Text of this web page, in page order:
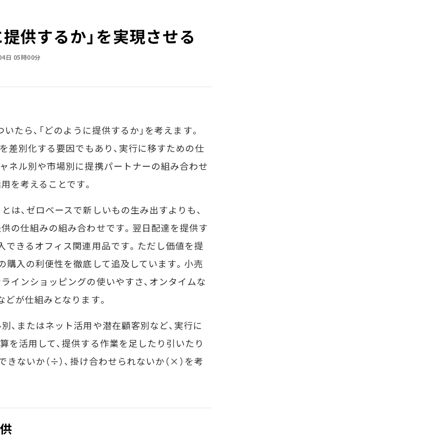
提供するか」を実現させる
日 05時00分
たら、「どのように提供するか」を考えます。
差別化する要因でもあり、実行に移すための仕
ネル別や市場別に提携パートナーの組み合わせ
を考えることです。
、ゼロベースで新しいもの生み出すよりも、
の仕組みの組み合わせです。翌日配達を提供す
できるオフィス関連用品です。ただし価値を提
購入の利便性を徹底して追及しています。小売
インショッピングの使いやすさ、オンタイムな
が仕組みとなります。
またはネット活用や潜在顧客別など、実行に
を活用して、提供する作業を足したり引いたり
きないか（÷）、掛け合わせられないか（×）を考